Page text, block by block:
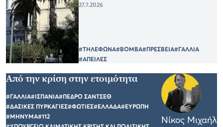
27.7.2026
#ΤΗΛΕΦΩΝΑ#ΒΟΜΒΑ#ΠΡΕΣΒΕΙΑ#ΓΑΛΛΙΑ
#ΑΠΕΙΛΕΣ
Από την κρίση στην ετοιμότητα
#ΓΑΛΛΙΑ#ΙΣΠΑΝΙΑ#ΠΕΔΡΟ ΣΑΝΤΣΕΘ
#ΔΑΣΙΚΕΣ ΠΥΡΚΑΓΙΕΣ#ΦΩΤΙΕΣ#ΕΛΛΑΔΑ#ΕΥΡΩΠΗ
#ΜΗΝΥΜΑ#112
Νίκος Μιχαήλ